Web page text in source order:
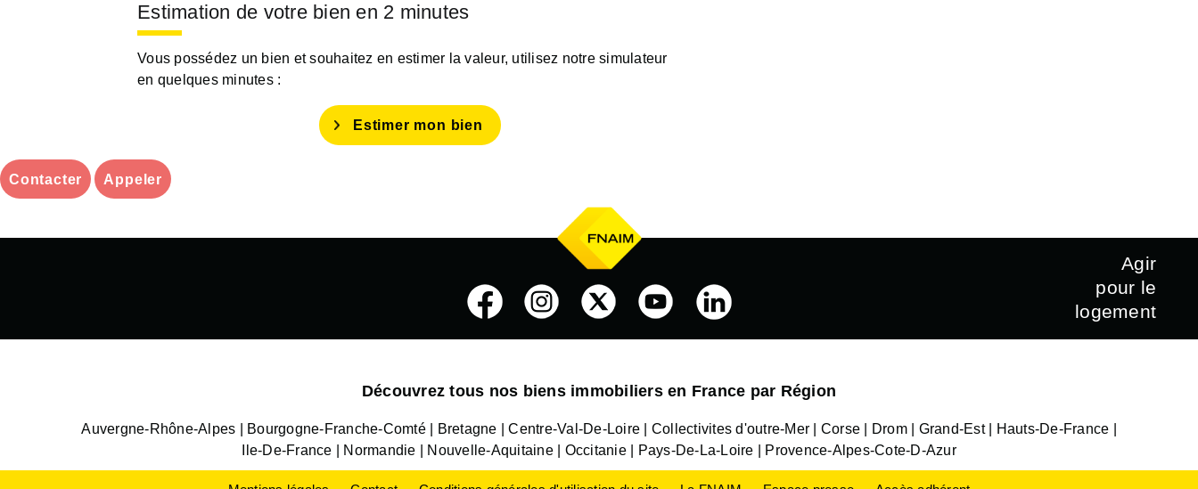
Estimation de votre bien en 2 minutes
Vous possédez un bien et souhaitez en estimer la valeur, utilisez notre simulateur
en quelques minutes :
Estimer mon bien
Contacter Appeler
Agir
pour le
logement
Découvrez tous nos biens immobiliers en France par Région
Auvergne-Rhône-Alpes Bourgogne-Franche-Comté Bretagne Centre-Val-De-Loire Collectivites d'outre-Mer Corse Drom Grand-Est
Hauts-De-France
Ile-De-France
Normandie Nouvelle-Aquitaine Occitanie Pays-De-La-Loire Provence-Alpes-Cote-D-Azur